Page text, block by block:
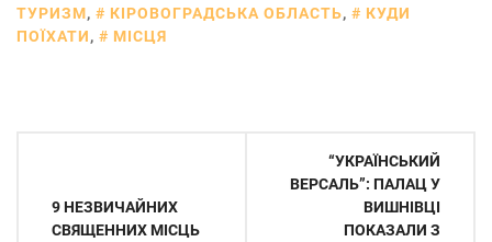
ТУРИЗМ, КІРОВОГРАДСЬКА ОБЛАСТЬ,
КУДИ
ПОЇХАТИ, МІСЦЯ
9 НЕЗВИЧАЙНИХ
СВЯЩЕННИХ МІСЦЬ
“УКРАЇНСЬКИЙ
ВЕРСАЛЬ”: ПАЛАЦ У
ВИШНІВЦІ
ПОКАЗАЛИ З